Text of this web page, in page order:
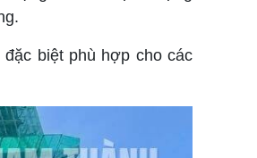
biệt phù hợp cho các